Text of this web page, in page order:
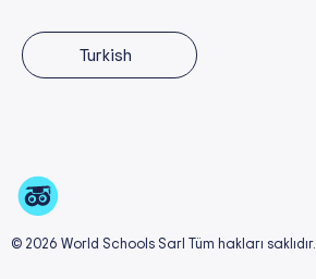
© 2026 World Schools Sarl Tüm hakları saklıdır.
Turkish